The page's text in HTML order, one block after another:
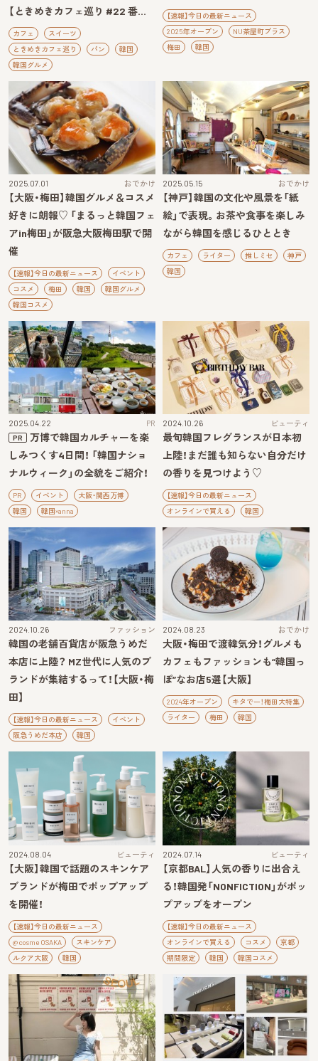
【ときめきカフェ巡り #22 番…
カフェ
スイーツ
ときめきカフェ巡り
パン
韓国
韓国グルメ
【速報】今日の最新ニュース
2025年オープン
NU茶屋町プラス
梅田
韓国
2025.07.01 おでかけ
【大阪・梅田】韓国グルメ＆コスメ
好きに朗報♡ 「まるっと韓国フェ
アin梅田」が阪急大阪梅田駅で開
催
【速報】今日の最新ニュース
イベント
コスメ
梅田 韓国
韓国グルメ
韓国コスメ
2025.05.15 おでかけ
【神戸】韓国の文化や風景を「紙
絵」で表現。お茶や食事を楽しみ
ながら韓国を感じるひととき
カフェ ライター 推しミセ
神戸
韓国
2025.04.22 PR
PR
万博で韓国カルチャーを楽
しみつくす4日間！ 「韓国ナショ
ナルウィーク」の全貌をご紹介！
PR イベント
大阪・関西万博
韓国
韓国×anna
2024.10.26 ビューティ
最旬韓国フレグランスが日本初
上陸！まだ誰も知らない自分だけ
の香りを見つけよう♡
【速報】今日の最新ニュース
オンラインで買える
韓国
2024.10.26 ファッション
韓国の老舗百貨店が阪急うめだ
本店に上陸？ MZ世代に人気のブ
ランドが集結するって！【大阪・梅
田】
【速報】今日の最新ニュース
イベント
阪急うめだ本店
韓国
2024.08.23 おでかけ
大阪・梅田で渡韓気分！グルメも
カフェもファッションも“韓国っ
ぽ”なお店5選【大阪】
2024年オープン
キタでー！梅田大特集
ライター
梅田 韓国
2024.08.04 ビューティ
【大阪】韓国で話題のスキンケア
ブランドが梅田でポップアップ
を開催！
【速報】今日の最新ニュース
@cosme OSAKA
スキンケア
ルクア大阪
韓国
2024.07.14 ビューティ
【京都BAL】人気の香りに出合え
る！韓国発「NONFICTION」がポッ
プアップをオープン
【速報】今日の最新ニュース
オンラインで買える
コスメ
京都
期間限定
韓国 韓国コスメ